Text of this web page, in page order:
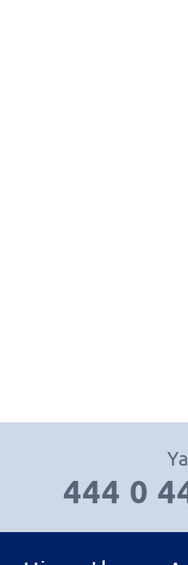
444 0